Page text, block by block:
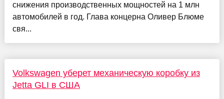
снижения производственных мощностей на 1 млн
автомобилей в год. Глава концерна Оливер Блюме
свя...
Volkswagen уберет механическую коробку из
Jetta GLI в США